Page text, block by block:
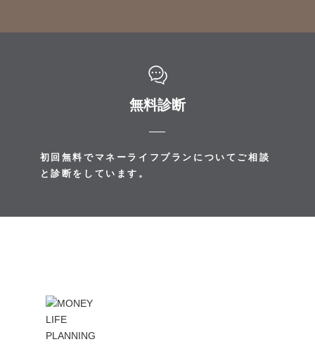
無料診断
初回無料でマネーライフプランについてご相談
と診断をしています。